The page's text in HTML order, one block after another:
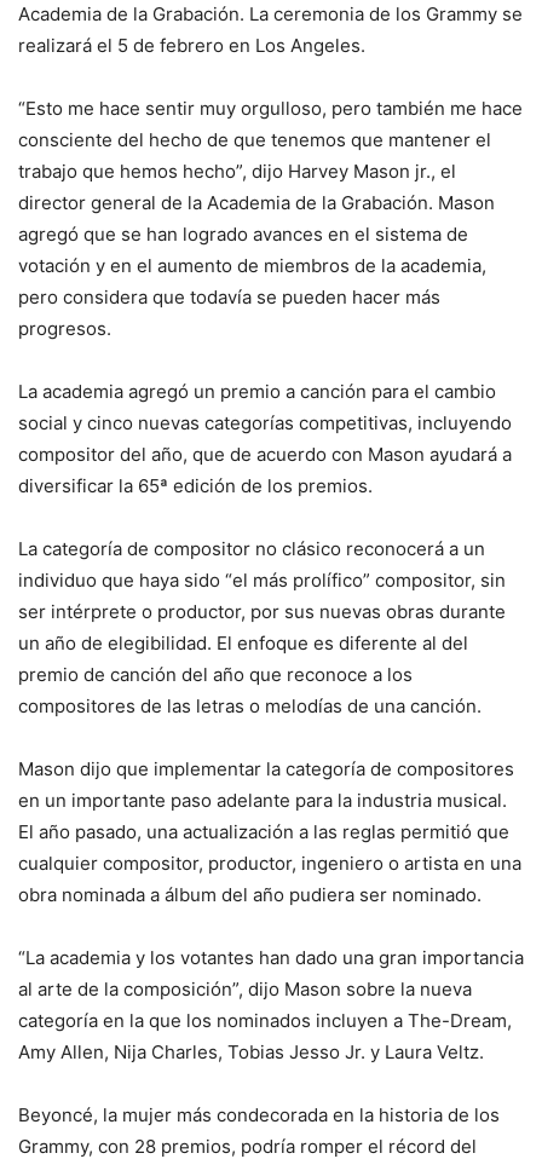
Academia de la Grabación. La ceremonia de los Grammy se
realizará el 5 de febrero en Los Angeles.
“Esto me hace sentir muy orgulloso, pero también me hace
consciente del hecho de que tenemos que mantener el
trabajo que hemos hecho”, dijo Harvey Mason jr., el
director general de la Academia de la Grabación. Mason
agregó que se han logrado avances en el sistema de
votación y en el aumento de miembros de la academia,
pero considera que todavía se pueden hacer más
progresos.
La academia agregó un premio a canción para el cambio
social y cinco nuevas categorías competitivas, incluyendo
compositor del año, que de acuerdo con Mason ayudará a
diversificar la 65ª edición de los premios.
La categoría de compositor no clásico reconocerá a un
individuo que haya sido “el más prolífico” compositor, sin
ser intérprete o productor, por sus nuevas obras durante
un año de elegibilidad. El enfoque es diferente al del
premio de canción del año que reconoce a los
compositores de las letras o melodías de una canción.
Mason dijo que implementar la categoría de compositores
en un importante paso adelante para la industria musical.
El año pasado, una actualización a las reglas permitió que
cualquier compositor, productor, ingeniero o artista en una
obra nominada a álbum del año pudiera ser nominado.
“La academia y los votantes han dado una gran importancia
al arte de la composición”, dijo Mason sobre la nueva
categoría en la que los nominados incluyen a The-Dream,
Amy Allen, Nija Charles, Tobias Jesso Jr. y Laura Veltz.
Beyoncé, la mujer más condecorada en la historia de los
Grammy, con 28 premios, podría romper el récord del